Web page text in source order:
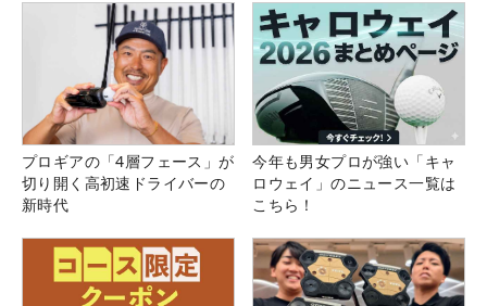
プロギアの「4層フェース」が
切り開く高初速ドライバーの
新時代
今年も男女プロが強い「キャ
ロウェイ」のニュース一覧は
こちら！